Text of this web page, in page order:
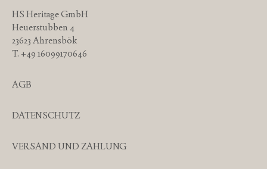
HS Heritage GmbH
Heuerstubben 4
23623 Ahrensbök
T. +49 16099170646
AGB
DATENSCHUTZ
VERSAND UND ZAHLUNG